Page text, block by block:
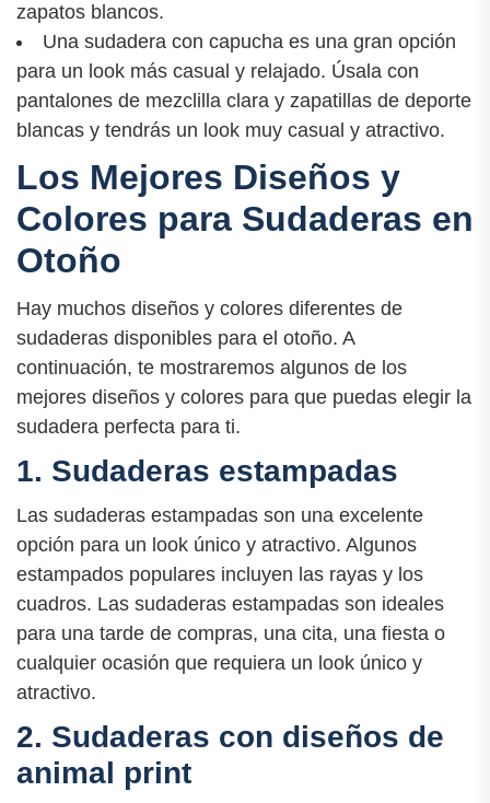
zapatos blancos.
Una sudadera con capucha es una gran opción
para un look más casual y relajado. Úsala con
pantalones de mezclilla clara y zapatillas de deporte
blancas y tendrás un look muy casual y atractivo.
Los Mejores Diseños y
Colores para Sudaderas en
Otoño
Hay muchos diseños y colores diferentes de
sudaderas disponibles para el otoño. A
continuación, te mostraremos algunos de los
mejores diseños y colores para que puedas elegir la
sudadera perfecta para ti.
1. Sudaderas estampadas
Las sudaderas estampadas son una excelente
opción para un look único y atractivo. Algunos
estampados populares incluyen las rayas y los
cuadros. Las sudaderas estampadas son ideales
para una tarde de compras, una cita, una fiesta o
cualquier ocasión que requiera un look único y
atractivo.
2. Sudaderas con diseños de
animal print